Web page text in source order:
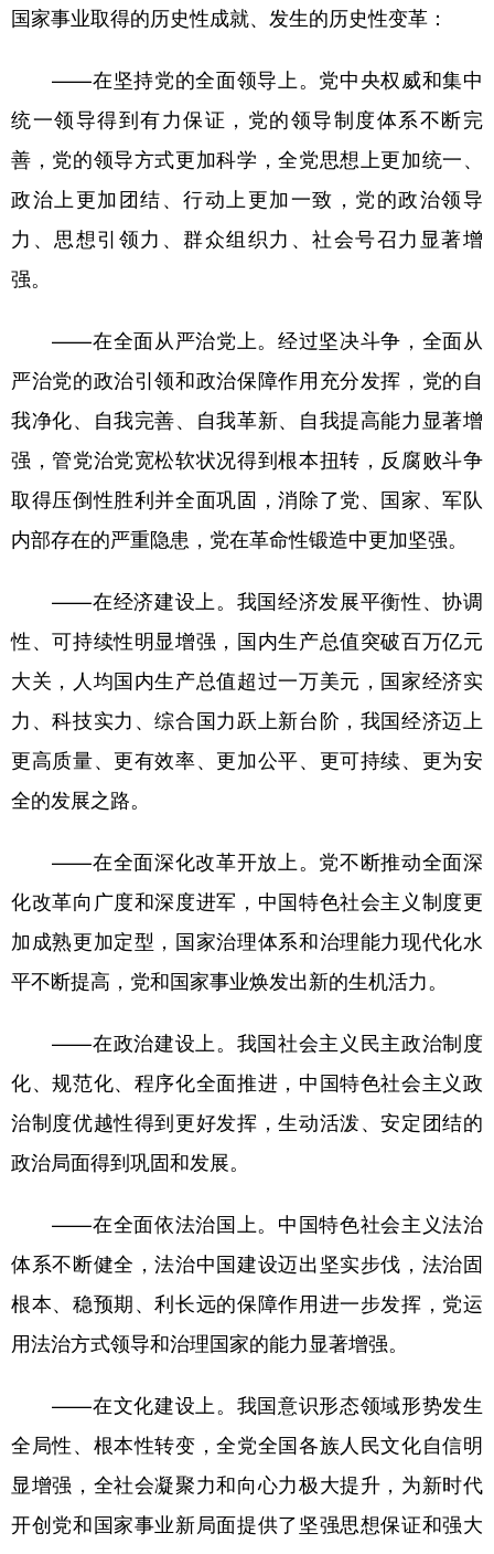
国家事业取得的历史性成就、发生的历史性变革：
——在坚持党的全面领导上。党中央权威和集中
统一领导得到有力保证，党的领导制度体系不断完
善，党的领导方式更加科学，全党思想上更加统一、
政治上更加团结、行动上更加一致，党的政治领导
力、思想引领力、群众组织力、社会号召力显著增
强。
——在全面从严治党上。经过坚决斗争，全面从
严治党的政治引领和政治保障作用充分发挥，党的自
我净化、自我完善、自我革新、自我提高能力显著增
强，管党治党宽松软状况得到根本扭转，反腐败斗争
取得压倒性胜利并全面巩固，消除了党、国家、军队
内部存在的严重隐患，党在革命性锻造中更加坚强。
——在经济建设上。我国经济发展平衡性、协调
性、可持续性明显增强，国内生产总值突破百万亿元
大关，人均国内生产总值超过一万美元，国家经济实
力、科技实力、综合国力跃上新台阶，我国经济迈上
更高质量、更有效率、更加公平、更可持续、更为安
全的发展之路。
——在全面深化改革开放上。党不断推动全面深
化改革向广度和深度进军，中国特色社会主义制度更
加成熟更加定型，国家治理体系和治理能力现代化水
平不断提高，党和国家事业焕发出新的生机活力。
——在政治建设上。我国社会主义民主政治制度
化、规范化、程序化全面推进，中国特色社会主义政
治制度优越性得到更好发挥，生动活泼、安定团结的
政治局面得到巩固和发展。
——在全面依法治国上。中国特色社会主义法治
体系不断健全，法治中国建设迈出坚实步伐，法治固
根本、稳预期、利长远的保障作用进一步发挥，党运
用法治方式领导和治理国家的能力显著增强。
——在文化建设上。我国意识形态领域形势发生
全局性、根本性转变，全党全国各族人民文化自信明
显增强，全社会凝聚力和向心力极大提升，为新时代
开创党和国家事业新局面提供了坚强思想保证和强大